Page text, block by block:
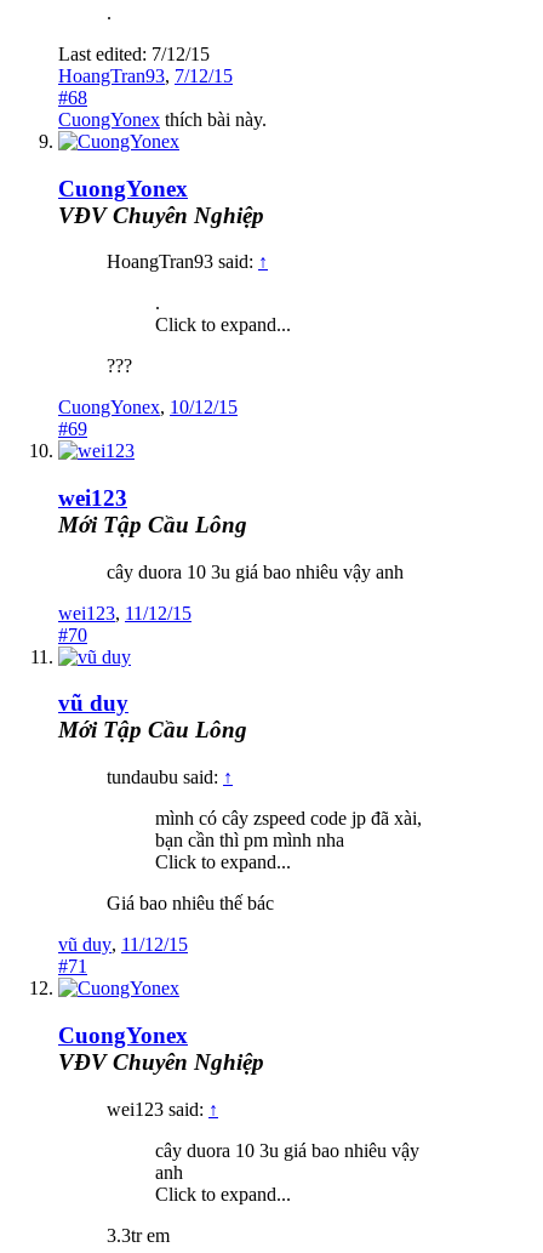
.
Last edited: 7/12/15
HoangTran93, 7/12/15
#68
CuongYonex thích bài này.
CuongYonex
VĐV Chuyên Nghiệp
HoangTran93 said: ↑
.
Click to expand...
???
CuongYonex, 10/12/15
#69
wei123
Mới Tập Cầu Lông
cây duora 10 3u giá bao nhiêu vậy anh
wei123, 11/12/15
#70
vũ duy
Mới Tập Cầu Lông
tundaubu said: ↑
mình có cây zspeed code jp đã xài,
bạn cần thì pm mình nha
Click to expand...
Giá bao nhiêu thế bác
vũ duy, 11/12/15
#71
CuongYonex
VĐV Chuyên Nghiệp
wei123 said: ↑
cây duora 10 3u giá bao nhiêu vậy
anh
Click to expand...
3.3tr em